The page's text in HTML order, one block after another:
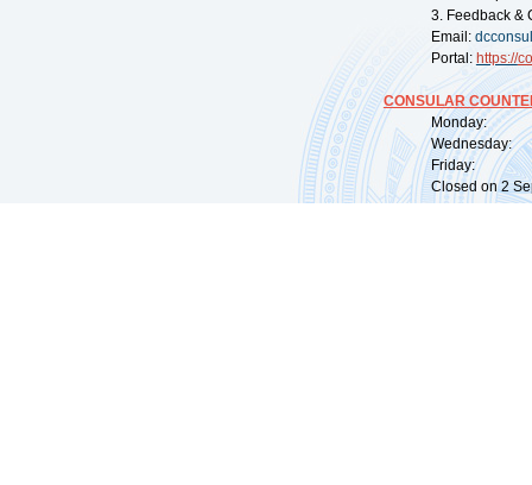
3. Feedback &
Email:
Portal: https://
CONSULAR
Monday:
Wednesday:
Friday:
Closed on 2